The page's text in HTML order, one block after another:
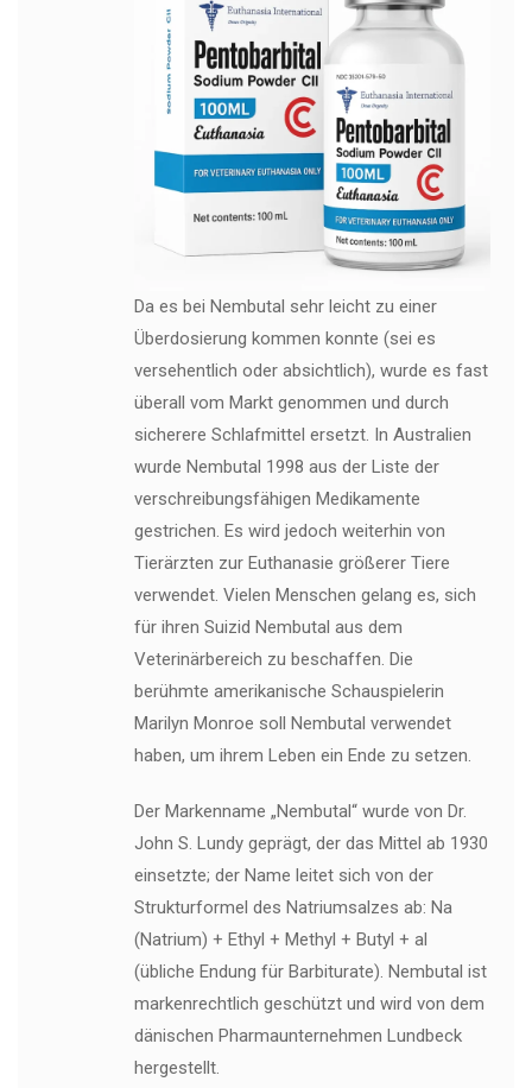
Da es bei Nembutal sehr leicht zu einer
Überdosierung kommen konnte (sei es
versehentlich oder absichtlich), wurde es fast
überall vom Markt genommen und durch
sicherere Schlafmittel ersetzt. In Australien
wurde Nembutal 1998 aus der Liste der
verschreibungsfähigen Medikamente
gestrichen. Es wird jedoch weiterhin von
Tierärzten zur Euthanasie größerer Tiere
verwendet. Vielen Menschen gelang es, sich
für ihren Suizid Nembutal aus dem
Veterinärbereich zu beschaffen. Die
berühmte amerikanische Schauspielerin
Marilyn Monroe soll Nembutal verwendet
haben, um ihrem Leben ein Ende zu setzen.
Der Markenname „Nembutal“ wurde von Dr.
John S. Lundy geprägt, der das Mittel ab 1930
einsetzte; der Name leitet sich von der
Strukturformel des Natriumsalzes ab: Na
(Natrium) + Ethyl + Methyl + Butyl + al
(übliche Endung für Barbiturate). Nembutal ist
markenrechtlich geschützt und wird von dem
dänischen Pharmaunternehmen Lundbeck
hergestellt.